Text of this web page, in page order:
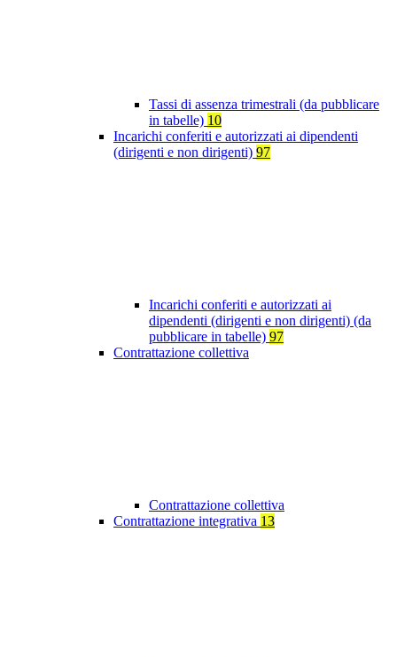
Tassi di assenza trimestrali (da pubblicare
in tabelle) 10
Incarichi conferiti e autorizzati ai dipendenti
(dirigenti e non dirigenti) 97
Incarichi conferiti e autorizzati ai
dipendenti (dirigenti e non dirigenti) (da
pubblicare in tabelle) 97
Contrattazione collettiva
Contrattazione collettiva
Contrattazione integrativa 13